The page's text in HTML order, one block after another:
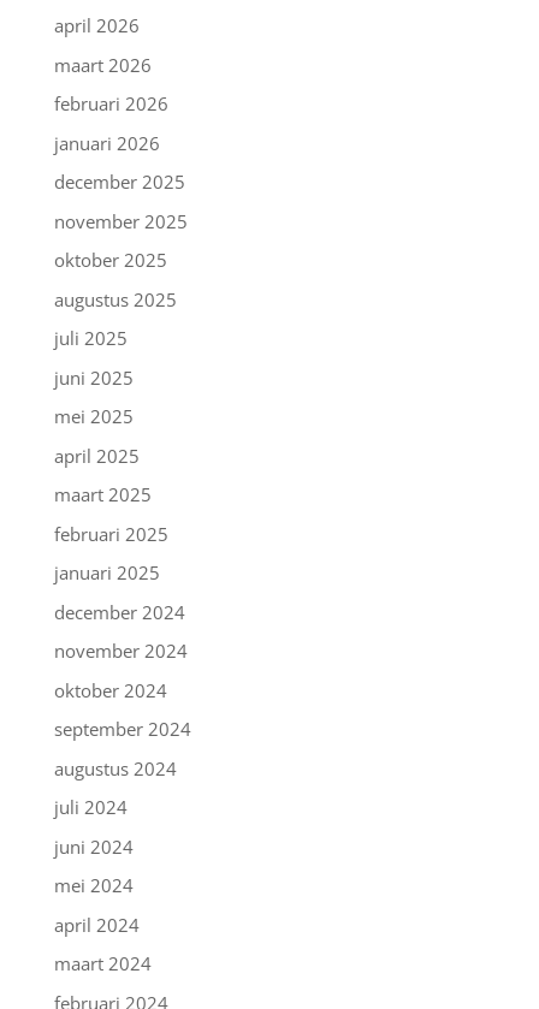
april 2026
maart 2026
februari 2026
januari 2026
december 2025
november 2025
oktober 2025
augustus 2025
juli 2025
juni 2025
mei 2025
april 2025
maart 2025
februari 2025
januari 2025
december 2024
november 2024
oktober 2024
september 2024
augustus 2024
juli 2024
juni 2024
mei 2024
april 2024
maart 2024
februari 2024